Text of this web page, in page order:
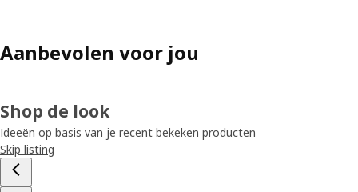
Aanbevolen voor jou
Shop de look
Ideeën op basis van je recent bekeken producten
Skip listing